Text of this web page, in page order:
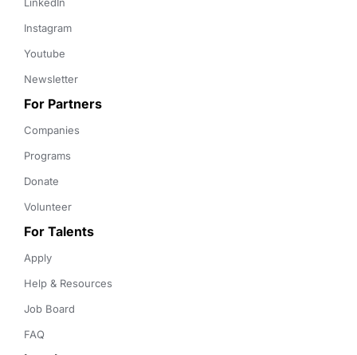
Instagram
Youtube
Newsletter
For Partners
Companies
Programs
Donate
Volunteer
For Talents
Apply
Help & Resources
Job Board
FAQ